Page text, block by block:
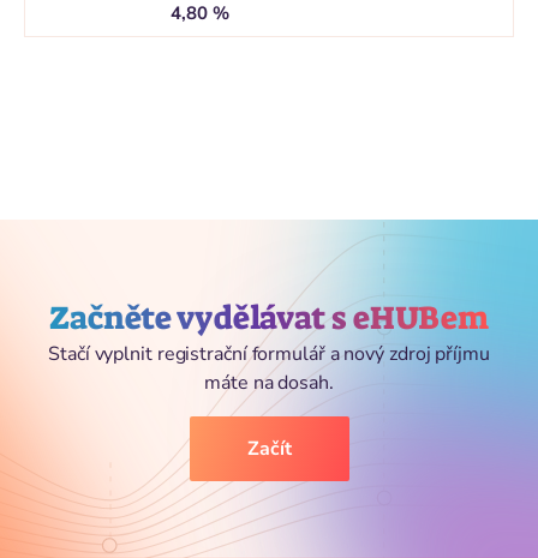
4,80 %
Začněte vydělávat s eHUBem
Stačí vyplnit registrační formulář a nový zdroj příjmu
máte na dosah.
Začít